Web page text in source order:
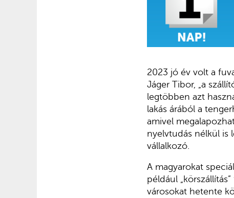
2023 jó év volt a
Jáger Tibor, „a
legtöbben azt
lakás árából a
amivel
nyelvtudás nélkül is
vállalkozó.
A magyarokat
például
városokat hetente